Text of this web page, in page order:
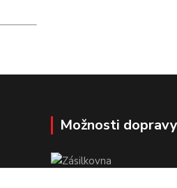
Možnosti dopravy